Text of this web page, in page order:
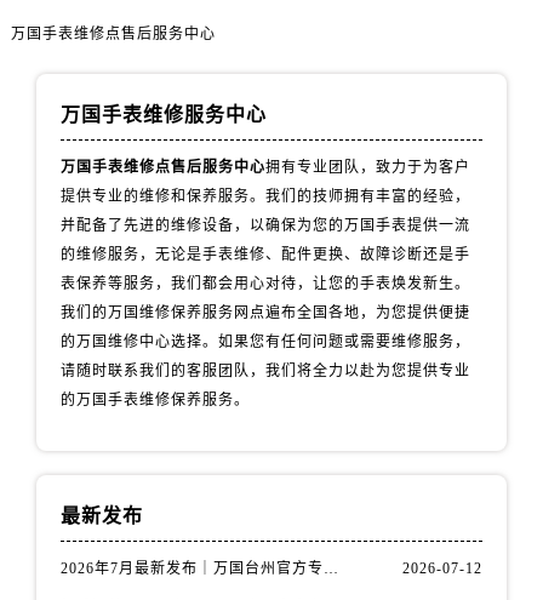
山西省太原市迎泽区迎泽街道解放路15号亨得利名表维修授权店3楼万国售后服务中心（需提前预约）
安徽省六安市金安区解放中路万国售后服务中心（需提前预约）
万国手表维修点售后服务中心
万国手表维修服务中心
万国手表维修点售后服务中心拥有专业团队，致力于为客户
提供专业的维修和保养服务。我们的技师拥有丰富的经验，
并配备了先进的维修设备，以确保为您的万国手表提供一流
的维修服务，无论是手表维修、配件更换、故障诊断还是手
表保养等服务，我们都会用心对待，让您的手表焕发新生。
我们的万国维修保养服务网点遍布全国各地，为您提供便捷
的万国维修中心选择。如果您有任何问题或需要维修服务，
请随时联系我们的客服团队，我们将全力以赴为您提供专业
的万国手表维修保养服务。
最新发布
2026年7月最新发布｜万国台州官方专柜客户服务热线与专柜信息攻略 2026-07-12